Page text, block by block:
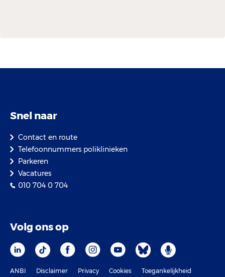
Snel naar
Contact en route
Telefoonnummers poliklinieken
Parkeren
Vacatures
010 704 0 704
Volg ons op
ANBI Disclaimer Privacy Cookies Toegankelijkheid